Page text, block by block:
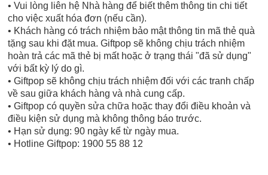
• Vui lòng liên hệ Nhà hàng để biết thêm thông tin chi tiết
cho việc xuất hóa đơn (nếu cần).
• Khách hàng có trách nhiệm bảo mật thông tin mã thẻ quà
tặng sau khi đặt mua. Giftpop sẽ không chịu trách nhiệm
hoàn trả các mã thẻ bị mất hoặc ở trạng thái "đã sử dụng"
với bất kỳ lý do gì.
• Giftpop sẽ không chịu trách nhiệm đối với các tranh chấp
về sau giữa khách hàng và nhà cung cấp.
• Giftpop có quyền sửa chữa hoặc thay đổi điều khoản và
điều kiện sử dụng mà không thông báo trước.
• Hạn sử dụng: 90 ngày kể từ ngày mua.
• Hotline Giftpop: 1900 55 88 12